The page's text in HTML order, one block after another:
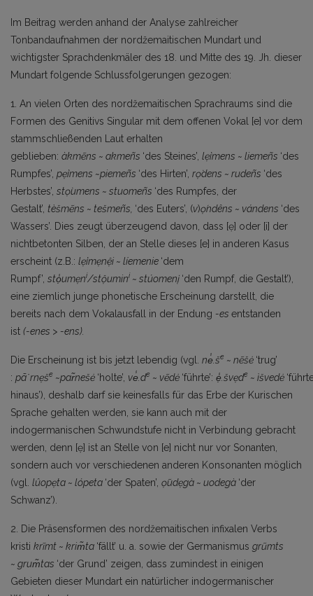
Im Beitrag werden anhand der Analyse zahlreicher
Tonbandaufnahmen der nordžemaitischen Mundart und
wichtigster Sprachdenkmäler des 18. und Mitte des 19. Jh. dieser
Mundart folgende Schlussfolgerungen gezogen:
1. An vielen Orten des nordžemaitischen Sprachraums sind die
Formen des Genitivs Singular mit dem offenen Vokal [e] vor dem
stammschließenden Laut erhalten
geblieben: àkmẽns ~ akmeñs ‘des Steines’, lẹ̀imens ~ liemeñs ‘des
Rumpfes’, pẹ̀imens ~pie­meñs ‘des Hirten’, rọ̀dens ~ rudeñs ‘des
Herbstes’, stọ̀umens ~ stuomeñs ‘des Rumpfes, der
Gestalt’, tèšmẽns ~ tešmeñs, ‘des Euters’, (v)ọ́ndêns ~ vándens ‘des
Wassers’. Dies zeugt überzeugend davon, dass [ẹ] oder [i] der
nichtbetonten Silben, der an Stelle dieses [e] in anderen Kasus
erscheint (z.B.: lẹ́imẹnệi ~ líemenie ‘dem
Rumpf’, stọ̾umẹni/stộumini ~ stúomenį ‘den Rumpf, die Gestalt’),
eine ziemlich junge phonetische Erscheinung darstellt, die
bereits nach dem Vokalausfall in der Endung -es entstanden
ist (-enes > -ens).
Die Erscheinung ist bis jetzt lebendig (vgl. ne̾.še ~ nẽšė ‘trug’
: pã˙rnẹše ~par̃nešė ‘holte’, ve̾.de ~ vẽdė ‘führte’: ẹ̾.švẹde ~ ìšvedė
hinaus’), deshalb darf sie keinesfalls für das Erbe der Kurischen
Sprache gehalten werden, sie kann auch mit der
indogermanischen Schwundstufe nicht in Verbindung gebracht
werden, denn [ẹ] ist an Stelle von [e] nicht nur vor Sonanten,
sondern auch vor verschiedenen anderen Konsonanten möglich
(vgl. lûopẹta ~ lópeta ‘der Spaten’, ọ̃udẹgà ~ uodegà ‘der
Schwanz’).
2. Die Präsensformen des nordžemaitischen infixalen Verbs
kristi krĩmt ~ krim̃ta ‘fällt’ u. a. sowie der Germanismus grũmts
~ grum̃tas ‘der Grund’ zeigen, dass zumindest in einigen
Gebieten dieser Mundart ein natürlicher indogermanischer